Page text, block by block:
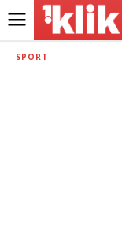
SPORT